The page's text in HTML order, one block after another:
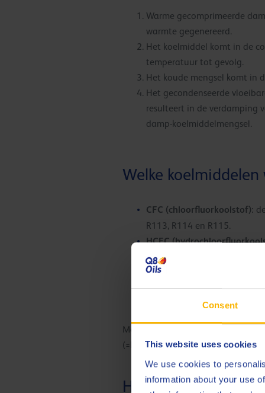
Consent
This website uses cookies
We use cookies to
information about your use
Warme gecomprimeerde
warmte gegenereerd.
Het koelmiddel komt in de
temperatuur tot gevolg.
Het koude mengsel komt in
Het gecondenseerde
resulteert in de verdamping
damp-koelmiddelmengsel.
Welke
CFC (chloorfluorkoolstof):
R113, R114 en R115.
HCFC
HFC (hydrofluorkoolstof):
compatibel met HFC.
Ammoniak (R717/NH3):
op grote schaal gebruikt in
Mengsels van CFC-, HCFC- en
(=R12/R152a), R501 (=R22/R12) en
Hoe kiest u het